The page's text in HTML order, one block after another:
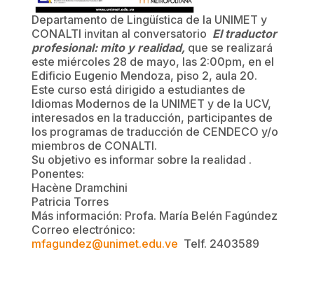
Departamento de Lingüística de la UNIMET y
CONALTI invitan al conversatorio El traductor
profesional: mito y realidad, que se realizará
este miércoles 28 de mayo, las 2:00pm, en el
Edificio Eugenio Mendoza, piso 2, aula 20.
Este curso está dirigido a estudiantes de
Idiomas Modernos de la UNIMET y de la UCV,
interesados en la traducción, participantes de
los programas de traducción de CENDECO y/o
miembros de CONALTI.
Su objetivo es informar sobre la realidad .
Ponentes:
Hacène Dramchini
Patricia Torres
Más información: Profa. María Belén Fagúndez
Correo electrónico:
mfagundez@unimet.edu.ve Telf. 2403589